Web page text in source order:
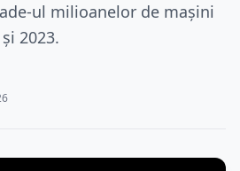
ul milioanelor de mașini
2023.